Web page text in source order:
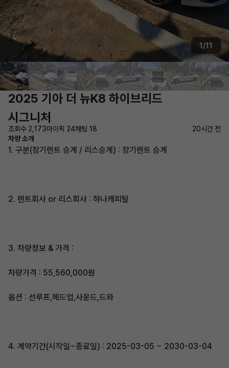
1/11
2025 기아 더 뉴K8 하이브리드
시그니처
조회수 2,173마이픽 24채팅 18
20시간 전
차량 소개
1. 구분(장기렌트 승계 / 리스승계) : 장기렌트 승계
2. 렌트회사 or 리스회사 : 하나캐피탈
3. 차량정보 & 가격 :
차량가격 : 55,560,000원
옵션 : 선루프,헤드업,사운드,드와
4. 계약기간(시작일~종료일) : 2025-03-05 ~ 2030-03-04